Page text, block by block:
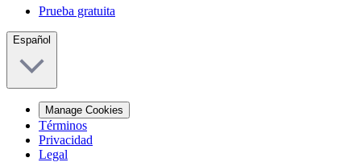
Prueba gratuita
Español
Manage Cookies
Términos
Privacidad
Legal